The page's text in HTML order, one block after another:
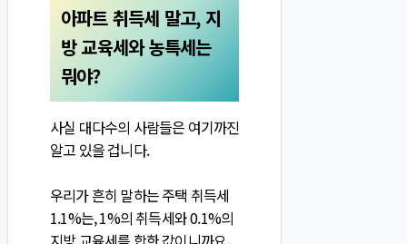
아파트 취득세 말고, 지
방 교육세와 농특세는
뭐야?
사실 대다수의 사람들은 여기까진
알고 있을 겁니다.
우리가 흔히 말하는 주택 취득세
1.1%는, 1%의 취득세와 0.1%의